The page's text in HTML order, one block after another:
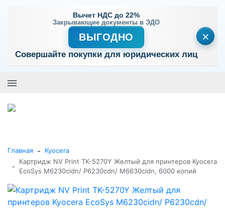
Вычет НДС до 22%
Закрывающие документы в ЭДО
ВЫГОДНО
Совершайте покупки для юридических лиц
×
Главная - Kyocera
-
Картридж NV Print TK-5270Y Желтый для принтеров Kyocera
EcoSys M6230cidn/ P6230cdn/ M6630cidn, 6000 копий